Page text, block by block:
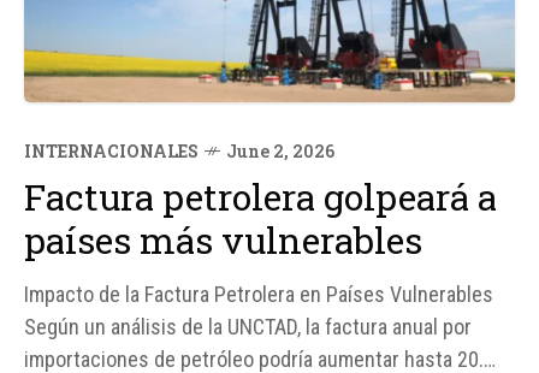
INTERNACIONALES June 2, 2026
Factura petrolera golpeará a
países más vulnerables
Impacto de la Factura Petrolera en Países Vulnerables
Según un análisis de la UNCTAD, la factura anual por
importaciones de petróleo podría aumentar hasta 20.